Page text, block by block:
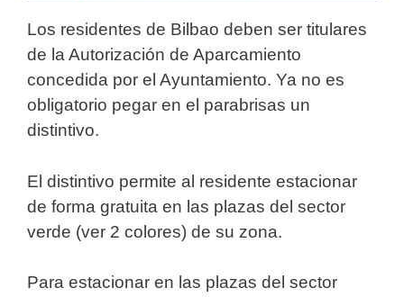
Los residentes de Bilbao deben ser titulares
de la Autorización de Aparcamiento
concedida por el Ayuntamiento. Ya no es
obligatorio pegar en el parabrisas un
distintivo.
El distintivo permite al residente estacionar
de forma gratuita en las plazas del sector
verde (ver 2 colores) de su zona.
Para estacionar en las plazas del sector